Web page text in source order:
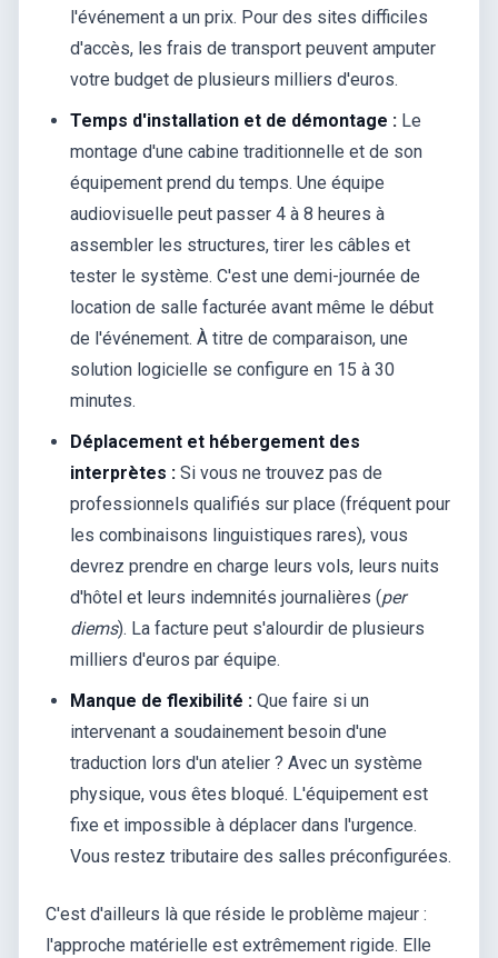
l'événement a un prix. Pour des sites difficiles
d'accès, les frais de transport peuvent amputer
votre budget de plusieurs milliers d'euros.
Temps d'installation et de démontage : Le
montage d'une cabine traditionnelle et de son
équipement prend du temps. Une équipe
audiovisuelle peut passer 4 à 8 heures à
assembler les structures, tirer les câbles et
tester le système. C'est une demi-journée de
location de salle facturée avant même le début
de l'événement. À titre de comparaison, une
solution logicielle se configure en 15 à 30
minutes.
Déplacement et hébergement des
interprètes : Si vous ne trouvez pas de
professionnels qualifiés sur place (fréquent pour
les combinaisons linguistiques rares), vous
devrez prendre en charge leurs vols, leurs nuits
d'hôtel et leurs indemnités journalières (per
diems). La facture peut s'alourdir de plusieurs
milliers d'euros par équipe.
Manque de flexibilité : Que faire si un
intervenant a soudainement besoin d'une
traduction lors d'un atelier ? Avec un système
physique, vous êtes bloqué. L'équipement est
fixe et impossible à déplacer dans l'urgence.
Vous restez tributaire des salles préconfigurées.
C'est d'ailleurs là que réside le problème majeur :
l'approche matérielle est extrêmement rigide. Elle